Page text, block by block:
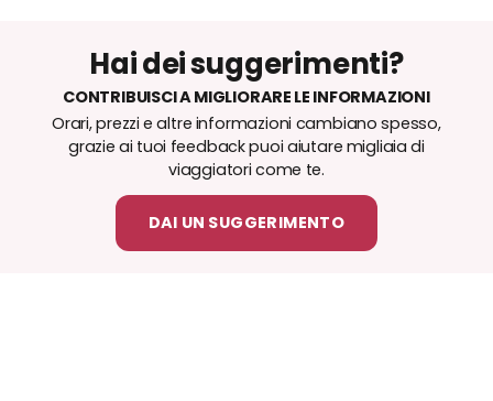
Hai dei suggerimenti?
CONTRIBUISCI A MIGLIORARE LE INFORMAZIONI
Orari, prezzi e altre informazioni cambiano spesso,
grazie ai tuoi feedback puoi aiutare migliaia di
viaggiatori come te.
DAI UN SUGGERIMENTO